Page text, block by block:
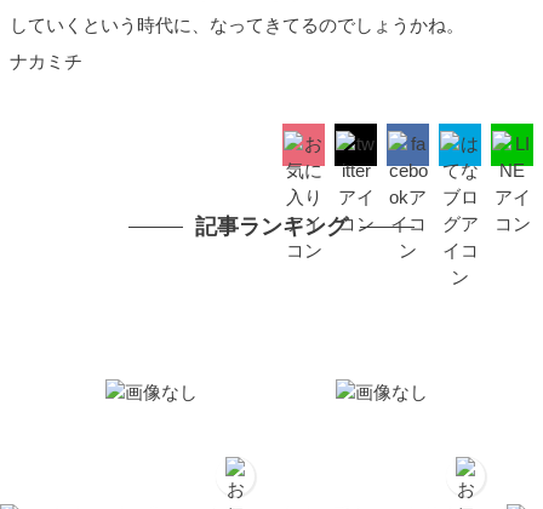
していくという時代に、なってきてるのでしょうかね。
ナカミチ
記事ランキング